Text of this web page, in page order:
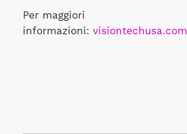
Per maggiori
informazioni: visiontechusa.com